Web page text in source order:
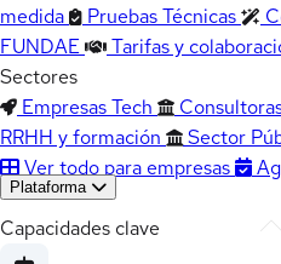
medida
Pruebas Técnicas
FUNDAE
Tarifas y
Sectores
Empresas Tech
RRHH y formación
Sector
Ver todo para empresas
Plataforma
Capacidades clave